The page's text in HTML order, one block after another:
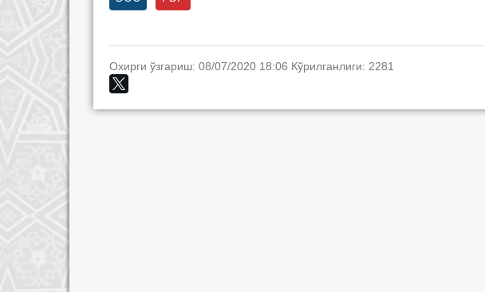
Охирги ўзгариш: 08/07/2020 18:06 Кўрилганлиги: 2281